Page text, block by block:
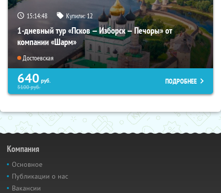
15:14:46 Купили:12
1-дневный тур «Псков — Изборск — Печоры» от
компании «Шарм»
Достоевская
640 руб.
5100руб.
ПОДРОБНЕЕ
Компания
Основное
Публикации о нас
Вакансии